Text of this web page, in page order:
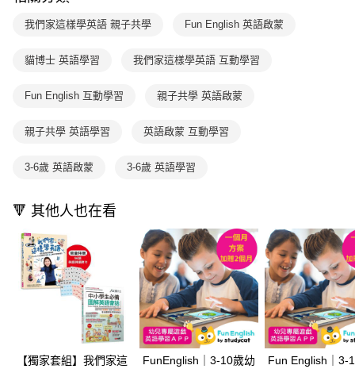
1.本服務係由「台灣大哥大股份有限公司」（以下簡稱本公司）所提供，讓
2.基於同意付款使用「大哥付你分期」之契約關係目的，商店將以您的個人
由本公司與您本人進行分期帳單所需資料之確認、核對及更正。
※ 請注意：結帳手續完成當下不需立刻繳費，但若您需要取消訂單，請聯絡
後付繳納相關費用。
客戶支援中心」https://netprotections.freshdesk.com/support/home
【注意事項】
權轉讓予恩沛科技股份有限公司。
３．未成年的使用者請事先徵得法定代理人或監護人之同意方可使用
「AFTEE先享後付」，若未經同意申辦者引起之損失，本公司不負相關責
任。
４．使用「AFTEE先享後付」時，將依據個別帳號之用戶狀況，依本公司即
時審查核予不同之上限額度；若仍有額度不足之情形，本公司將視審查結果
請求用戶進行身份認證。
５．嚴禁一人註冊多個帳號或使用他人資訊註冊。若發現惡意使用之情形，
恩沛科技股份有限公司將有權停止該用戶之使用額度並採取法律行動。
我們家這樣學英語 親子共學 Fun English 英語啟蒙
貓博士 英語學習 我們家這樣學英語 互動學習
Fun English 互動學習 親子共學 英語啟蒙
親子共學 英語學習 英語啟蒙 互動學習
3-6歲 英語啟蒙 3-6歲 英語學習
🔻 其他人也在看
【獨家套組】我們家這
FunEnglish｜3-10歲幼
Fun English｜3-